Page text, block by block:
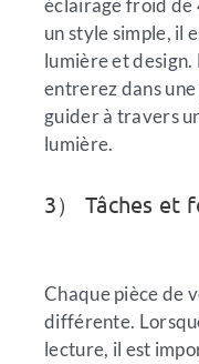
un style simple, il
lumière et design.
entrerez dans une
guider à travers
lumière.
3） Tâches et
Chaque pièce de
différente.
lecture, il est